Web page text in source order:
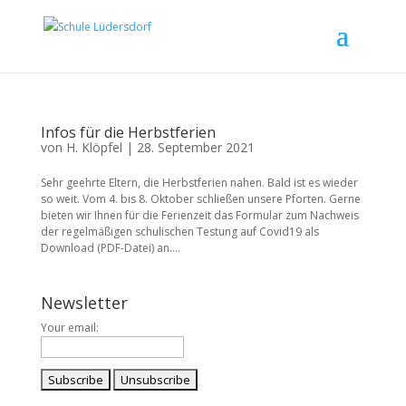
Infos für die Herbstferien
von H. Klöpfel | 28. September 2021
Sehr geehrte Eltern, die Herbstferien nahen. Bald ist es wieder
so weit. Vom 4. bis 8. Oktober schließen unsere Pforten. Gerne
bieten wir Ihnen für die Ferienzeit das Formular zum Nachweis
der regelmäßigen schulischen Testung auf Covid19 als
Download (PDF-Datei) an....
Newsletter
Your email: